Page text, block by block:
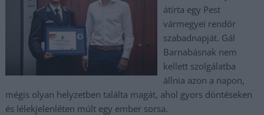
átírta egy Pest
vármegyei rendőr
szabadnapját. Gál
Barnabásnak nem
kellett szolgálatba
állnia azon a napon,
mégis olyan helyzetben találta magát, ahol gyors döntéseken
és lélekjelenléten múlt egy ember sorsa.